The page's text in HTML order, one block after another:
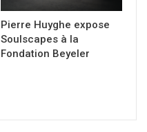
Pierre Huyghe expose
Soulscapes à la
Fondation Beyeler